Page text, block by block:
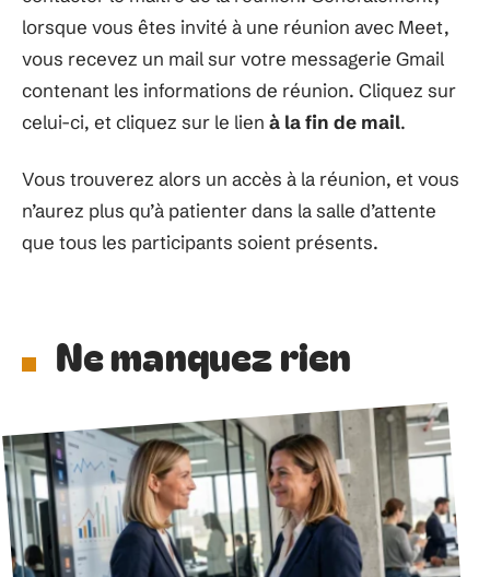
lorsque vous êtes invité à une réunion avec Meet,
vous recevez un mail sur votre messagerie Gmail
contenant les informations de réunion. Cliquez sur
celui-ci, et cliquez sur le lien à la fin de mail.
Vous trouverez alors un accès à la réunion, et vous
n’aurez plus qu’à patienter dans la salle d’attente
que tous les participants soient présents.
Ne manquez rien